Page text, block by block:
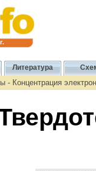
Литература
- Концентрация